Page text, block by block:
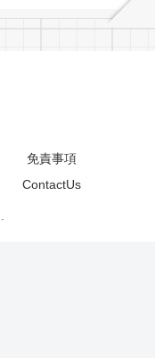
免責事項
ContactUs